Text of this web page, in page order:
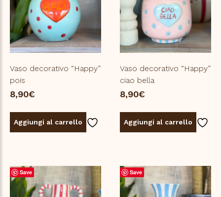
Vaso decorativo “Happy”
pois
8,90€
Aggiungi al carrello
Vaso decorativo “Happy”
ciao bella
8,90€
Aggiungi al carrello
Save Save